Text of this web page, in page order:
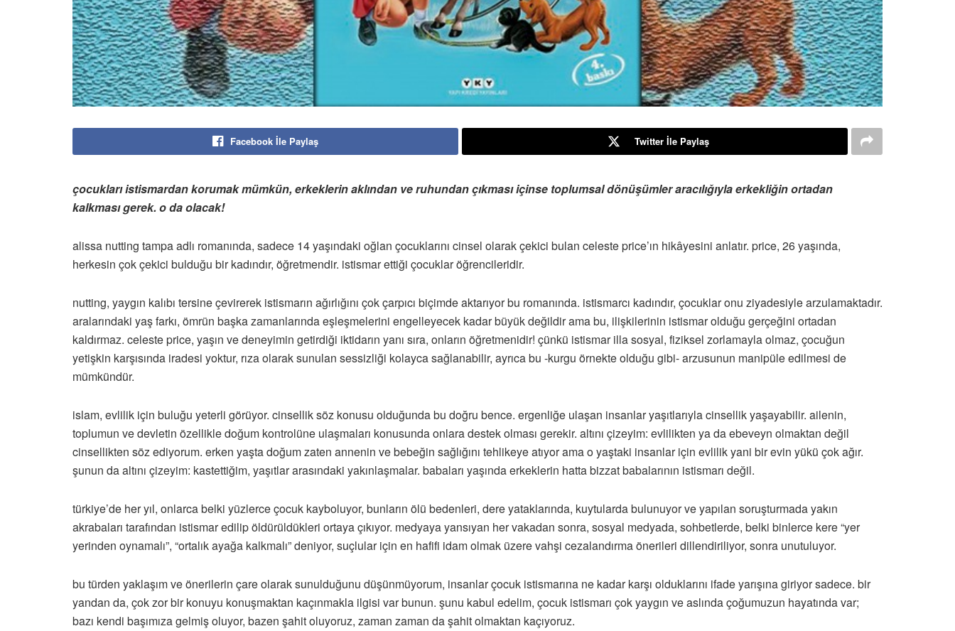
Facebook İle Paylaş Twitter İle Paylaş
çocukları istismardan korumak mümkün, erkeklerin aklından ve ruhundan çıkması içinse toplumsal dönüşümler aracılığıyla erkekliğin ortadan
kalkması gerek. o da olacak!
alissa nutting tampa adlı romanında, sadece 14 yaşındaki oğlan çocuklarını cinsel olarak çekici bulan celeste price’ın hikâyesini anlatır. price, 26 yaşında,
herkesin çok çekici bulduğu bir kadındır, öğretmendir. istismar ettiği çocuklar öğrencileridir.
nutting, yaygın kalıbı tersine çevirerek istismarın ağırlığını çok çarpıcı biçimde aktarıyor bu romanında. istismarcı kadındır, çocuklar onu ziyadesiyle arzulamaktadır.
aralarındaki yaş farkı, ömrün başka zamanlarında eşleşmelerini engelleyecek kadar büyük değildir ama bu, ilişkilerinin istismar olduğu gerçeğini ortadan
kaldırmaz. celeste price, yaşın ve deneyimin getirdiği iktidarın yanı sıra, onların öğretmenidir! çünkü istismar illa sosyal, fiziksel zorlamayla olmaz, çocuğun
yetişkin karşısında iradesi yoktur, rıza olarak sunulan sessizliği kolayca sağlanabilir, ayrıca bu -kurgu örnekte olduğu gibi- arzusunun manipüle edilmesi de
mümkündür.
islam, evlilik için buluğu yeterli görüyor. cinsellik söz konusu olduğunda bu doğru bence. ergenliğe ulaşan insanlar yaşıtlarıyla cinsellik yaşayabilir. ailenin,
toplumun ve devletin özellikle doğum kontrolüne ulaşmaları konusunda onlara destek olması gerekir. altını çizeyim: evlilikten ya da ebeveyn olmaktan değil
cinsellikten söz ediyorum. erken yaşta doğum zaten annenin ve bebeğin sağlığını tehlikeye atıyor ama o yaştaki insanlar için evlilik yani bir evin yükü çok ağır.
şunun da altını çizeyim: kastettiğim, yaşıtlar arasındaki yakınlaşmalar. babaları yaşında erkeklerin hatta bizzat babalarının istismarı değil.
türkiye’de her yıl, onlarca belki yüzlerce çocuk kayboluyor, bunların ölü bedenleri, dere yataklarında, kuytularda bulunuyor ve yapılan soruşturmada yakın
akrabaları tarafından istismar edilip öldürüldükleri ortaya çıkıyor. medyaya yansıyan her vakadan sonra, sosyal medyada, sohbetlerde, belki binlerce kere “yer
yerinden oynamalı”, “ortalık ayağa kalkmalı” deniyor, suçlular için en hafifi idam olmak üzere vahşi cezalandırma önerileri dillendiriliyor, sonra unutuluyor.
bu türden yaklaşım ve önerilerin çare olarak sunulduğunu düşünmüyorum, insanlar çocuk istismarına ne kadar karşı olduklarını ifade yarışına giriyor sadece. bir
yandan da, çok zor bir konuyu konuşmaktan kaçınmakla ilgisi var bunun. şunu kabul edelim, çocuk istismarı çok yaygın ve aslında çoğumuzun hayatında var;
bazı kendi başımıza gelmiş oluyor, bazen şahit oluyoruz, zaman zaman da şahit olmaktan kaçıyoruz.